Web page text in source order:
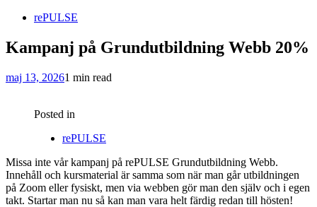
rePULSE
Kampanj på Grundutbildning Webb 20%
maj 13, 20261 min read
Posted in
rePULSE
Missa inte vår kampanj på rePULSE Grundutbildning Webb.
Innehåll och kursmaterial är samma som när man går utbildningen
på Zoom eller fysiskt, men via webben gör man den själv och i egen
takt. Startar man nu så kan man vara helt färdig redan till hösten!